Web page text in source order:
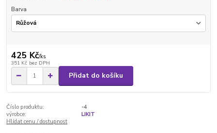
Barva
425 Kč/ks
351 Kč bez DPH
Přidat do košíku
Číslo produktu:
-4
výrobce:
LIKIT
Hlídat cenu / dostupnost